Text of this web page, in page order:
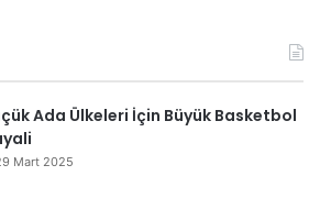
Ada Ülkeleri İçin Büyük Basketbol
Mart 2025